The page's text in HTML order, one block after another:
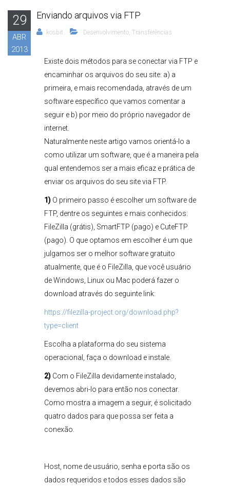
29
ABR
2013
Enviando arquivos via FTP
kosbit Desenvolvimento, Transferências
Existe dois métodos para se conectar via FTP e
encaminhar os arquivos do seu site: a) a
primeira, e mais recomendada, através de um
software específico que vamos comentar a
seguir e b) por meio do próprio navegador de
internet.
Naturalmente neste artigo vamos orientá-lo a
como utilizar um software, que é a maneira pela
qual entendemos ser a mais eficaz e prática de
enviar os arquivos do seu site via FTP.
1) O primeiro passo é escolher um software de
FTP, dentre os seguintes e mais conhecidos:
FileZilla (grátis), SmartFTP (pago) e CuteFTP
(pago). O que optamos em escolher é um que
julgamos ser o melhor software gratuito
atualmente, que é o FileZilla, que você usuário
de Windows, Linux ou Mac poderá fazer o
download através do seguinte link:
https://filezilla-project.org/download.php?
type=client
Escolha a plataforma do seu sistema
operacional, faça o download e instale.
2) Com o FileZilla devidamente instalado,
devemos abri-lo para então nos conectar.
Como mostra a imagem a seguir, é solicitado
quatro dados para que possa ser feita a
conexão.
Host, nome de usuário, senha e porta são os
dados requeridos e todos esses dados são